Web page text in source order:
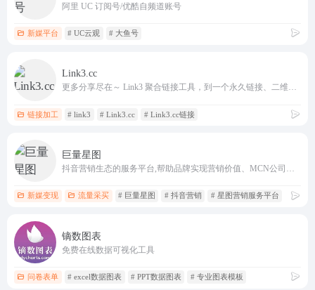
阿里 UC 订阅号/优酷自频道账号
新媒平台 # UC云观 # 大鱼号
Link3.cc
更多分享尽在～ Link3 聚合链接工具，到一个永久链接、二维码、个人网页Link3.cc
链接加工 # link3 # Link3.cc # Link3.cc链接
巨量星图
抖音营销生态的服务平台,帮助品牌实现营销价值、MCN公司和明星/达人获取权益。
新媒变现 流量采买 # 巨量星图 # 抖音营销 # 星图营销服务平台
镝数图表
免费在线数据可视化工具
问卷表单 # excel数据图表 # PPT数据图表 # 专业图表模板